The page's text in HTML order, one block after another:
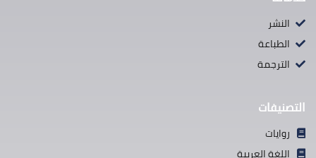
النشر
الطباعة
الترجمة
التصنيفات
روايات
اللغة العربية